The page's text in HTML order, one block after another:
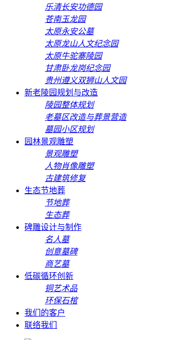
乐清长安功德园
苍南玉龙园
太原永安公墓
太原龙山人文纪念园
太原牛驼寨陵园
甘肃卧龙岗纪念园
贵州遵义双狮山人文园
新老陵园规划与改造
陵园整体规划
老墓区改造与葬景营造
墓园小区规划
园林景观雕塑
景观雕塑
人物肖像雕塑
古建筑修复
生态节地葬
节地葬
生态葬
碑雕设计与制作
名人墓
创意墓碑
商艺墓
低碳循环创新
铜艺术品
环保石棺
我们的客户
联络我们